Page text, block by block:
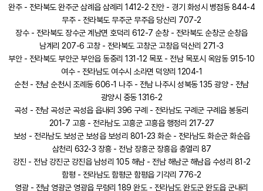
완주 - 전라북도 완주군 삼례읍 삼례리 1412-2 진안 - 경기 화성시 병점동 844-4
무주 - 전라북도 무주군 무주읍 당산리 707-2
장수 - 전라북도 장수군 계남면 호덕리 612-7 순창 - 전라북도 순창군 순창읍
남계리 207-6 고창 - 전라북도 고창군 고창읍 덕산리 271-3
부안 - 전라북도 부안군 부안읍 동중리 131-12 목포 - 전남 목포시 옥암동 915-10
여수 - 전라남도 여수시 소라면 덕양리 1204-1
순천 - 전남 순천시 조례동 606-1 나주 - 전남 나주시 성북동 135 광양 - 전남
광양시 중동 1316-2
곡성 - 전남 곡성군 곡성읍 읍내리 396 구례 - 전라남도 구례군 구례읍 봉동리
201-7 고흥 - 전라남도 고흥군 고흥읍 행정리 217-27
보성 - 전라남도 보성군 보성읍 보성리 801-23 화순 - 전라남도 화순군 화순읍
삼천리 632-3 장흥 - 전남 장흥군 장흥읍 충열리 87
강진 - 전남 강진군 강진읍 남성리 105 해남 - 전남 해남군 해남읍 수성리 81-2
함평 - 전라남도 함평군 함평읍 기각리 776-2
영광 - 전남 영광군 영광읍 무령리 189 완도 - 전라남도 완도군 완도읍 군내리